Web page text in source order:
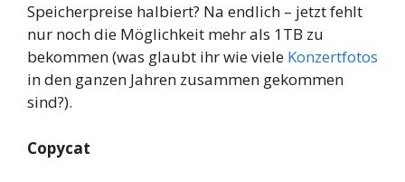
Speicherpreise halbiert? Na endlich – jetzt fehlt
nur noch die Möglichkeit mehr als 1TB zu
bekommen (was glaubt ihr wie viele Konzertfotos
in den ganzen Jahren zusammen gekommen
sind?).
Copycat